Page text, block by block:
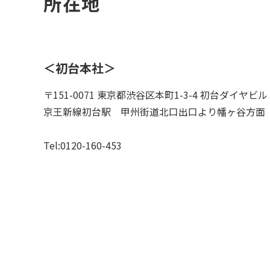
＜初台本社＞
〒151-0071 東京都渋谷区本町1-3-4 初台ダイヤビル
京王新線初台駅 甲州街道北口出口より幡ヶ谷方
Tel:0120-160-453